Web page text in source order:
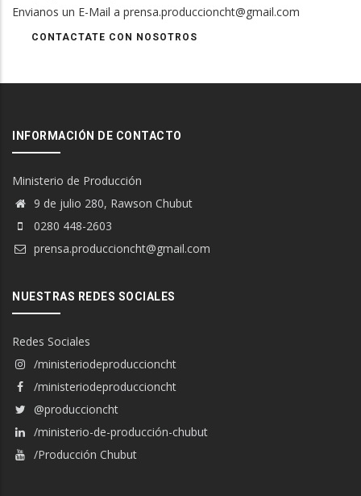
Envianos un E-Mail a prensa.produccioncht@gmail.com
CONTACTATE CON NOSOTROS
INFORMACIÓN DE CONTACTO
Ministerio de Producción
9 de julio 280, Rawson Chubut
0280 448-2603
prensa.produccioncht@gmail.com
NUESTRAS REDES SOCIALES
Redes Sociales
/ministeriodeproduccioncht
/ministeriodeproduccioncht
@produccioncht
/ministerio-de-producción-chubut
/Producción Chubut